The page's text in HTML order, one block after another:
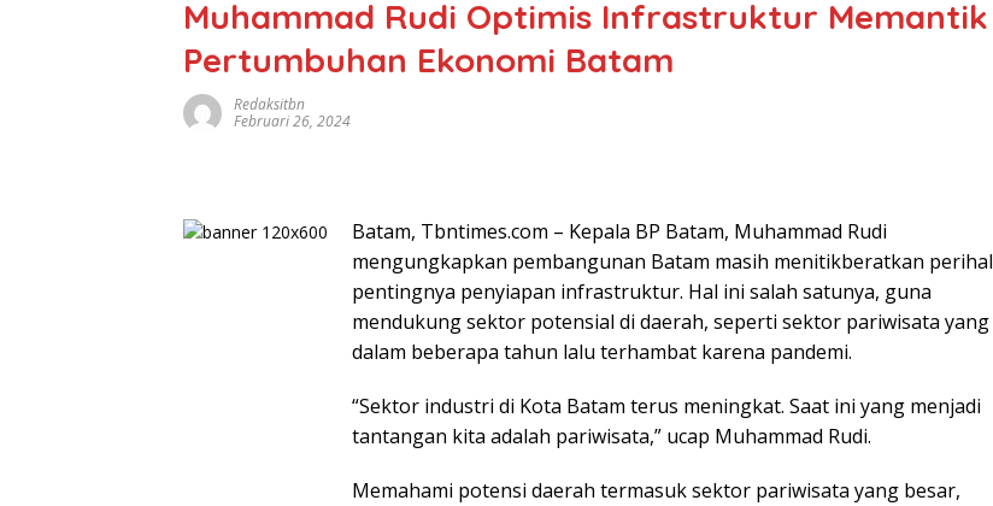
Muhammad Rudi Optimis Infrastruktur Memantik
Pertumbuhan Ekonomi Batam
Redaksitbn
Februari 26, 2024
Batam, Tbntimes.com – Kepala BP Batam, Muhammad Rudi
mengungkapkan pembangunan Batam masih menitikberatkan perihal
pentingnya penyiapan infrastruktur. Hal ini salah satunya, guna
mendukung sektor potensial di daerah, seperti sektor pariwisata yang
dalam beberapa tahun lalu terhambat karena pandemi.
“Sektor industri di Kota Batam terus meningkat. Saat ini yang menjadi
tantangan kita adalah pariwisata,” ucap Muhammad Rudi.
Memahami potensi daerah termasuk sektor pariwisata yang besar,